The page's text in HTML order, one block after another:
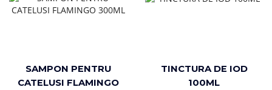
SAMPON PENTRU
CATELUSI FLAMINGO
TINCTURA DE IOD
100ML